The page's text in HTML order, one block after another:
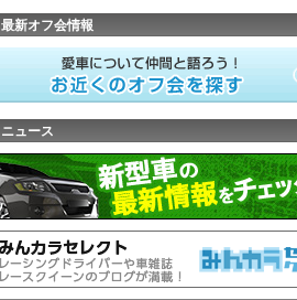
最新オフ会情報
ニュース